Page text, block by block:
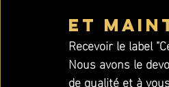
Et
Recevoir le label
Nous avons le
de qualité et à